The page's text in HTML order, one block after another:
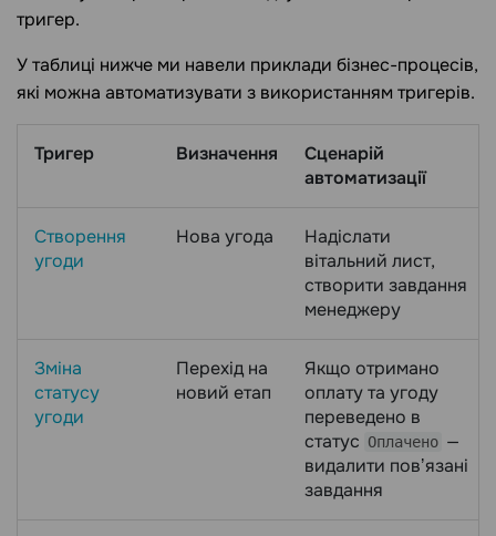
тригер.
У таблиці нижче ми навели приклади бізнес-процесів,
які можна автоматизувати з використанням тригерів.
Тригер Визначення
Сценарій
автоматизації
Створення
угоди
Нова угода
Надіслати
вітальний лист,
створити завдання
менеджеру
Зміна
статусу
угоди
Перехід на
новий етап
Якщо отримано
оплату та угоду
переведено в
статус Оплачено —
видалити повʼязані
завдання